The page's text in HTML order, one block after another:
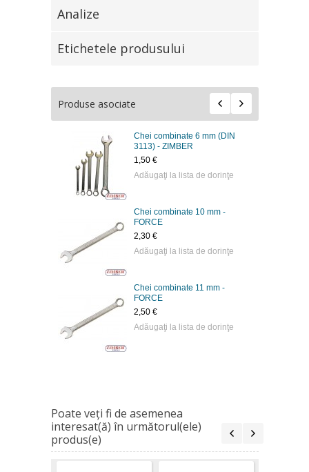
Analize
Etichetele produsului
Produse asociate
Chei combinate 6 mm (DIN
3113) - ZIMBER
1,50 €
Adăugaţi la lista de dorinţe
Chei combinate 10 mm -
FORCE
2,30 €
Adăugaţi la lista de dorinţe
Chei combinate 11 mm -
FORCE
2,50 €
Adăugaţi la lista de dorinţe
Poate veţi fi de asemenea
interesat(ă) în următorul(ele)
produs(e)